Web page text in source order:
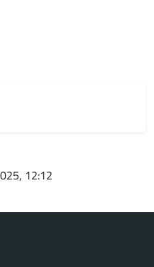
12:12